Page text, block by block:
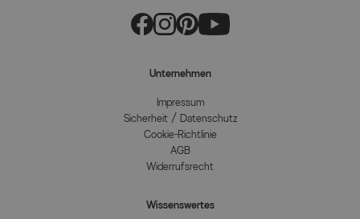
Unternehmen
Impressum
Sicherheit / Datenschutz
Cookie-Richtlinie
AGB
Widerrufsrecht
Wissenswertes